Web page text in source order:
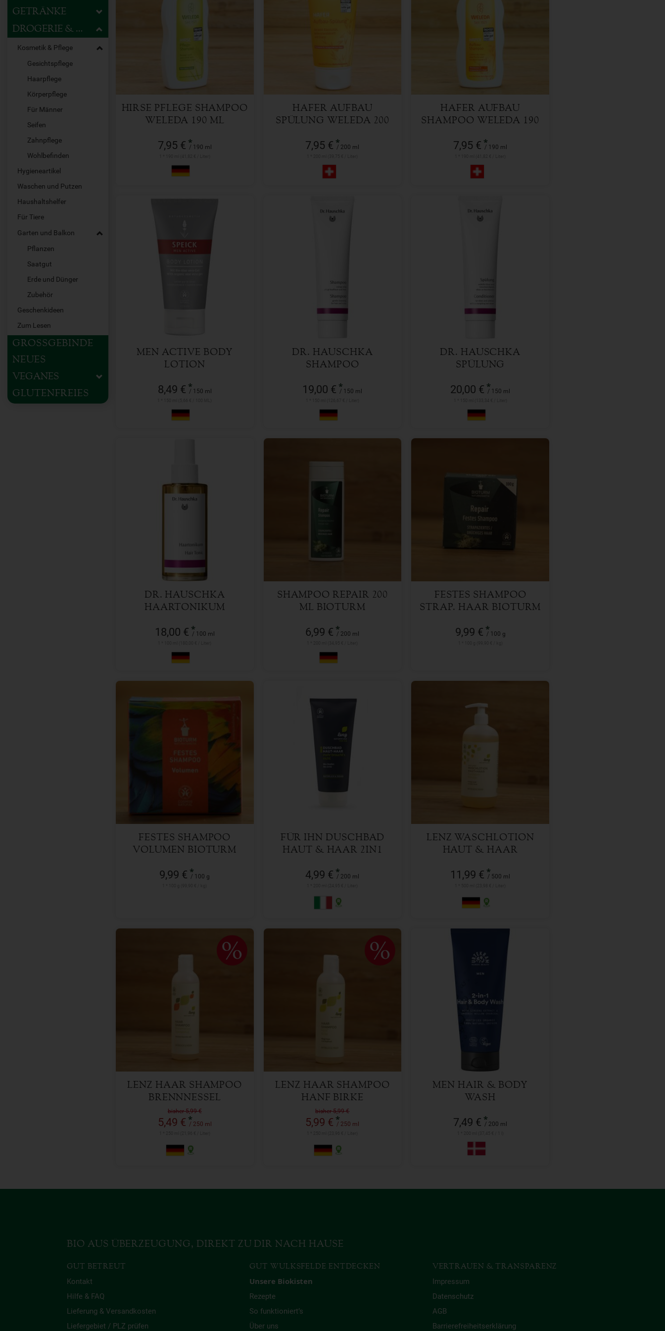
GETRÄNKE
DROGERIE & HAUSHALT
Kosmetik & Pflege
Gesichtspflege
Haarpflege
Körperpflege
Für Männer
Seifen
Zahnpflege
Wohlbefinden
Hygieneartikel
Waschen und Putzen
Haushaltshelfer
Für Tiere
Garten und Balkon
Pflanzen
Saatgut
Erde und Dünger
Zubehör
Geschenkideen
Zum Lesen
GROSSGEBINDE
NEUES
VEGANES
GLUTENFREIES
HIRSE PFLEGE SHAMPOO
WELEDA 190 ML
7,95 € *
/ 190 ml
190 ml
HAFER AUFBAU
SPÜLUNG WELEDA 200
7,95 € *
/ 200 ml
HAFER AUFBAU
SHAMPOO WELEDA 190
7,95 € *
/ 190 ml
190 ml
MEN ACTIVE BODY
LOTION
8,49 € *
/ 150 ml
DR. HAUSCHKA
SHAMPOO
19,00 € *
/ 150 ml
19,00€
DR. HAUSCHKA
SPÜLUNG
20,00 € *
/ 150 ml
20,00€
DR. HAUSCHKA
HAARTONIKUM
18,00 € *
/ 100 ml
18,00
SHAMPOO REPAIR 200
ML BIOTURM
6,99 € *
/ 200 ml
200 ml
6,99
FESTES SHAMPOO
STRAP. HAAR BIOTURM
9,99 € *
/ 100 g
100 g
9,99
FESTES SHAMPOO
VOLUMEN BIOTURM
9,99 € *
/ 100 g
FÜR IHN DUSCHBAD
HAUT & HAAR 2IN1
4,99 € *
/ 200 ml
4,99€
LENZ WASCHLOTION
HAUT & HAAR
11,99 € *
/ 500 ml
500 ml
LENZ HAAR SHAMPOO
BRENNNESSEL
SONNENHUT
bisher 5,99 €
5,49 € *
/ 250 ml
250 ml
LENZ HAAR SHAMPOO
HANF BIRKE
bisher 5,99 €
5,99 € *
/ 250 ml
250 ml
MEN HAIR & BODY
WASH
7,49 € *
/ 200 ml
200 ml
7,49
BIO AUS ÜBERZEUGUNG, DIREKT ZU DIR NACH HAUSE
GUT BETREUT
Kontakt
Hilfe & FAQ
Lieferung & Versandkosten
Liefergebiet / PLZ prüfen
GUT WULKSFELDE ENTDECKEN
Unsere Biokisten
Rezepte
So funktioniert’s
Über uns
VERTRAUEN & TRANSPARENZ
Impressum
Datenschutz
AGB
Barrierefreiheitserklärung